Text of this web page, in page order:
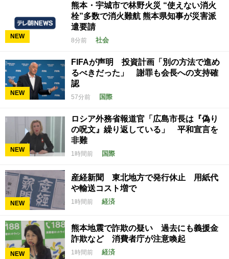
NEW
熊本・宇城市で林野火災 “使えない消火
栓”多数で消火難航 熊本県知事が災害派
遣要請
8分前 社会
NEW
FIFAが声明 投資計画「別の方法で進め
るべきだった」 謝罪も会長への支持確
認
57分前 国際
NEW
ロシア外務省報道官「広島市長は『偽り
の呪文』繰り返している」 平和宣言を
非難
1時間前 国際
NEW
産経新聞 東北地方で発行休止 用紙代
や輸送コスト増で
1時間前 経済
NEW
熊本地震で詐欺の疑い 過去にも義援金
詐欺など 消費者庁が注意喚起
1時間前 経済